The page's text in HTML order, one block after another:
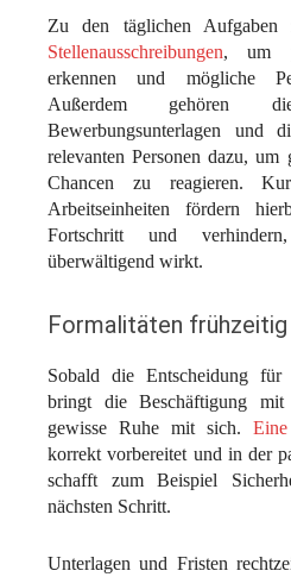
Zu den täglichen
Stellenausschreibungen, um
erkennen und mögliche
Außerdem gehören
Bewerbungsunterlagen und
relevanten Personen dazu,
Chancen zu reagieren.
Arbeitseinheiten fördern
Fortschritt und
überwältigend wirkt.
Formalitäten frühzeitig
Sobald die Entscheidung für
bringt die Beschäftigung mit
gewisse Ruhe mit sich.
korrekt vorbereitet und in der
schafft zum Beispiel
nächsten Schritt.
Unterlagen und Fristen